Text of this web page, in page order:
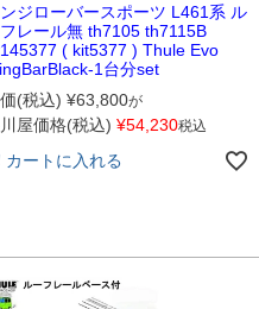
ジローバースポーツ L461系 ル
レール無 th7105 th7115B
( kit5377 ) Thule Evo
1台分set
(税込) ¥63,800が
屋価格(税込) ¥54,230税込
カートに入れる